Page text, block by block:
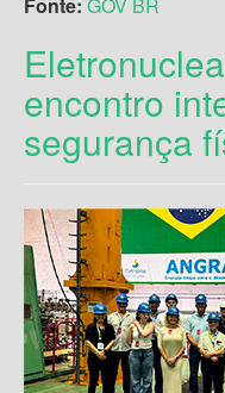
encontro
segurança